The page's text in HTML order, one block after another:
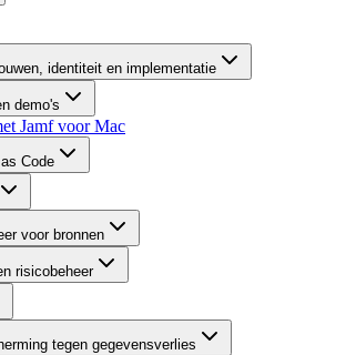
identiteit en implementatie
demo's
Jamf voor Mac
Code
voor bronnen
risicobeheer
tegen gegevensverlies